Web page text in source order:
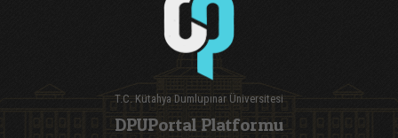
T.C. Kütahya Dumlupınar Üniversitesi
DPUPortal Platformu